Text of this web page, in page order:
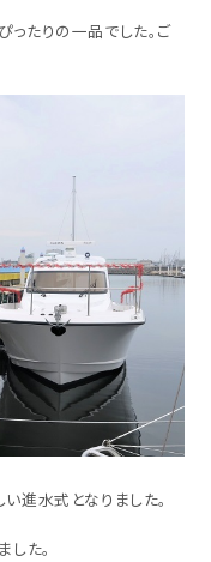
ったりの一品でした。ご
進水式となりました。
した。